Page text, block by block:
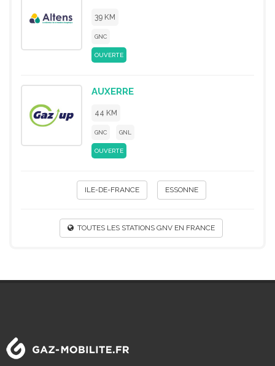
39 KM
GNC
OUVERTE
AUXERRE
44 KM
GNC GNL
OUVERTE
ILE-DE-FRANCE ESSONNE
TOUTES LES STATIONS GNV EN FRANCE